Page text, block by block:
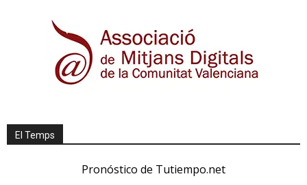
El Temps
Pronóstico de Tutiempo.net